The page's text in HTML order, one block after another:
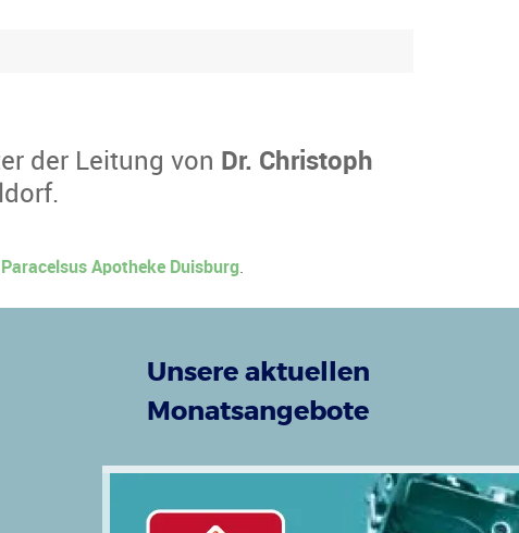
der Leitung von Dr. Christoph
Paracelsus Apotheke Duisburg.
Unsere aktuellen
Monatsangebote